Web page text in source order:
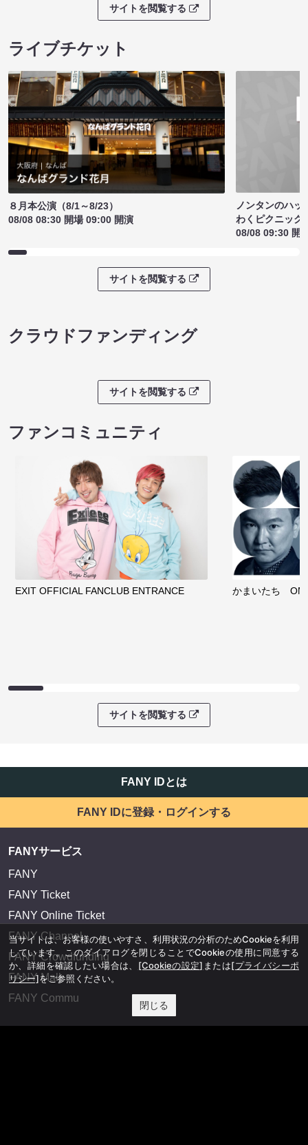
サイトを閲覧する
ライブチケット
８月本公演（8/1～8/23）
08/08 08:30 開場 09:00 開演
ノンタンのハッ
わくピクニック
08/08 09:30 開
サイトを閲覧する
クラウドファンディング
サイトを閲覧する
ファンコミュニティ
EXIT OFFICIAL FANCLUB ENTRANCE かまいたち
サイトを閲覧する
FANY IDとは
FANY IDに登録・ログインする
FANYサービス
FANY
FANY Ticket
FANY Online Ticket
FANY Channel
FANY Crowdfunding
FANY Mall
FANY Commu
当サイトは、お客様の使いやすさ、利用状況の分析のためCookieを利用
しています。このダイアログを閉じることでCookieの使用に同意する
か、詳細を確認したい場合は、 [Cookieの設定] または[プライバシーポ
リシー]をご参照ください。
閉じる